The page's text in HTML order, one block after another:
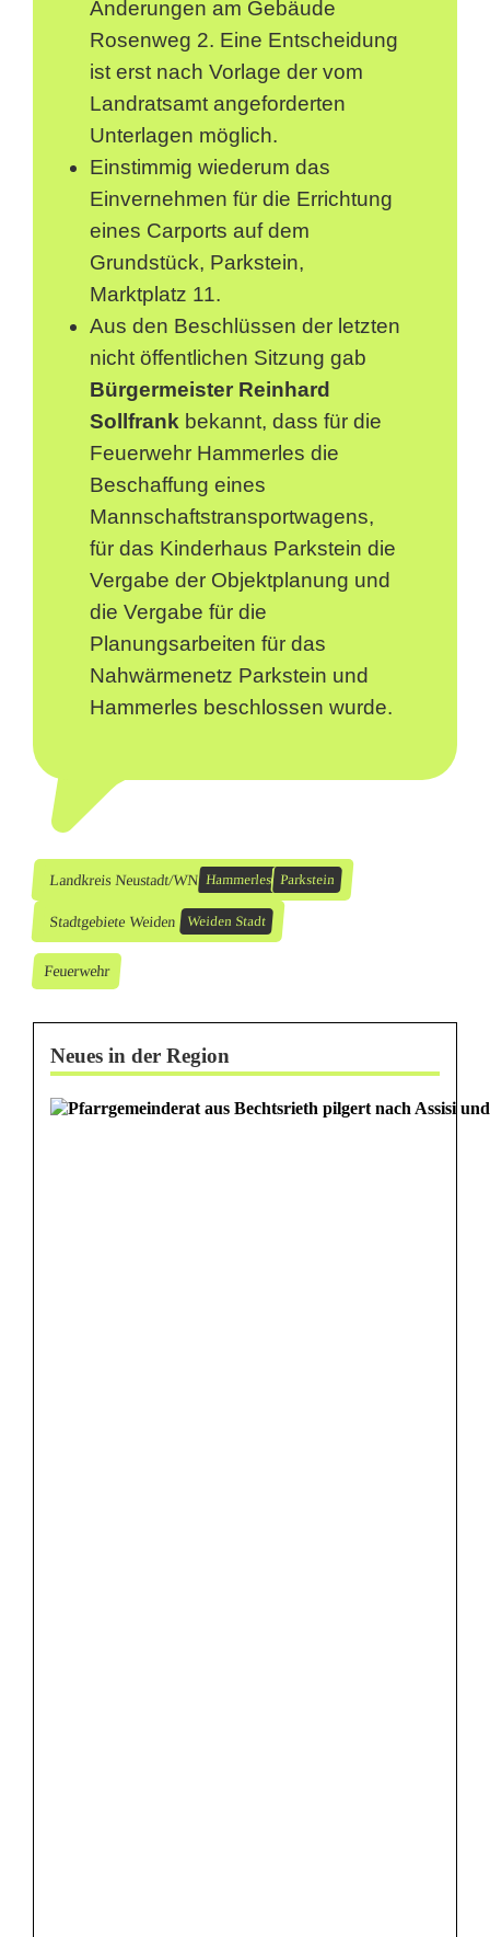
Änderungen am Gebäude
Rosenweg 2. Eine Entscheidung
ist erst nach Vorlage der vom
Landratsamt angeforderten
Unterlagen möglich.
Einstimmig wiederum das
Einvernehmen für die Errichtung
eines Carports auf dem
Grundstück, Parkstein,
Marktplatz 11.
Aus den Beschlüssen der letzten
nicht öffentlichen Sitzung gab
Bürgermeister Reinhard
Sollfrank bekannt, dass für die
Feuerwehr Hammerles die
Beschaffung eines
Mannschaftstransportwagens,
für das Kinderhaus Parkstein die
Vergabe der Objektplanung und
die Vergabe für die
Planungsarbeiten für das
Nahwärmenetz Parkstein und
Hammerles beschlossen wurde.
Landkreis Neustadt/WN Hammerles Parkstein
Stadtgebiete Weiden Weiden Stadt
Feuerwehr
Neues in der Region